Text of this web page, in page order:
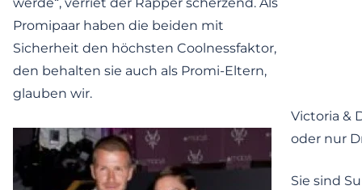
Promipaar haben die beiden mit
Sicherheit den höchsten Coolnessfaktor,
den behalten sie auch als Promi-Eltern,
glauben wir.
Victoria &
oder nur
Sie sind